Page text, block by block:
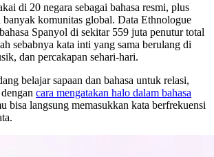
di 20 negara sebagai bahasa resmi, plus
komunitas global. Data Ethnologue
Spanyol di sekitar 559 juta penutur total
sebabnya kata inti yang sama berulang di
dan percakapan sehari-hari.
belajar sapaan dan bahasa untuk relasi,
cara mengatakan halo dalam bahasa
bisa langsung memasukkan kata berfrekuensi